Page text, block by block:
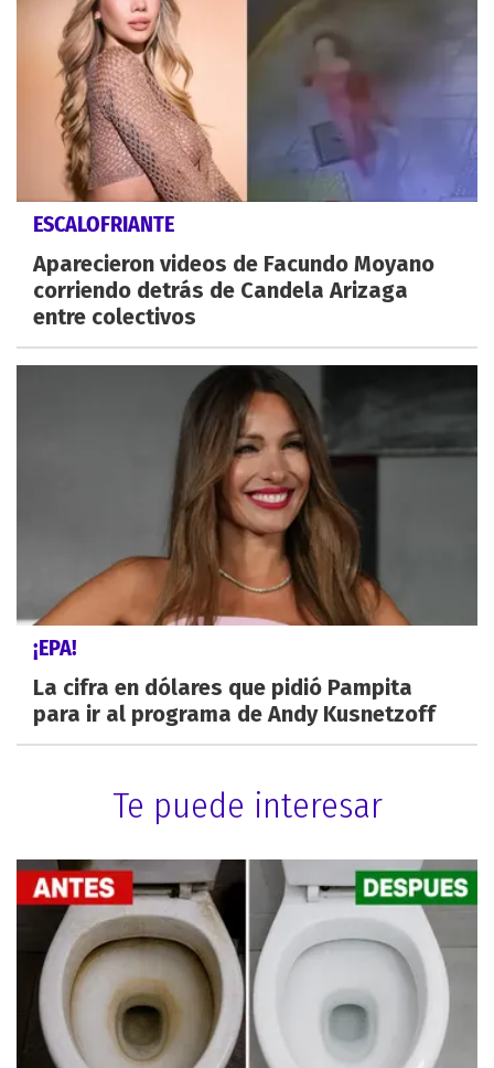
ESCALOFRIANTE
Aparecieron videos de Facundo Moyano
corriendo detrás de Candela Arizaga
entre colectivos
¡EPA!
La cifra en dólares que pidió Pampita
para ir al programa de Andy Kusnetzoff
Te puede interesar